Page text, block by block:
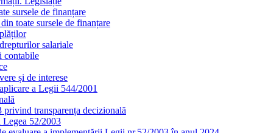
sursele de finanțare
toate sursele de finanțare
salariale
contabile
și de interese
a Legii 544/2001
privind transparența decizională
52/2003